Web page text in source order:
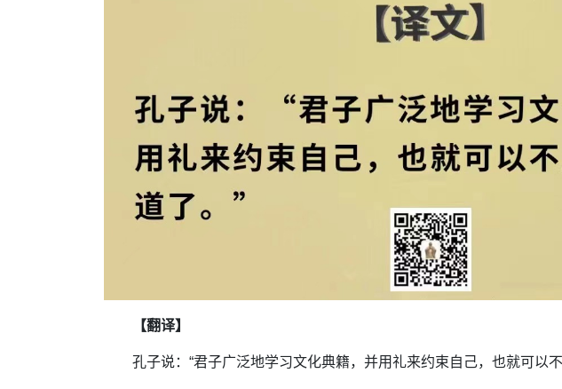
【翻译】
孔子说：“君子广泛地学习文化典籍，并用礼来约束自己，也就可以